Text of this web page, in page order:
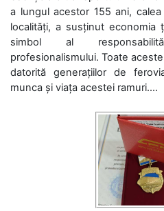
a lungul acestor 155 ani,
localități, a susținut economia
simbol al
profesionalismului. Toate
datorită generațiilor de
munca și viața acestei ramuri....